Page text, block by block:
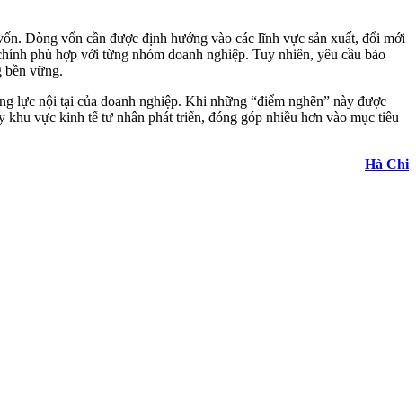
Dòng vốn cần được định hướng vào các lĩnh vực sản xuất, đổi mới
phù hợp với từng nhóm doanh nghiệp. Tuy nhiên, yêu cầu bảo
bền vững.
lực nội tại của doanh nghiệp. Khi những “điểm nghẽn” này được
vực kinh tế tư nhân phát triển, đóng góp nhiều hơn vào mục tiêu
Hà Chi